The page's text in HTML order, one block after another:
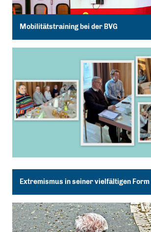
Mobilitätstraining bei der BVG
Extremismus in seiner vielfältigen Form